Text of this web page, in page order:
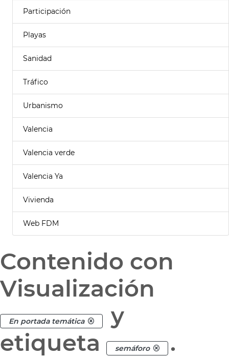
Participación
Playas
Sanidad
Tráfico
Urbanismo
Valencia
Valencia verde
Valencia Ya
Vivienda
Web FDM
Contenido con
Visualización
En portada temática
y
etiqueta
semáforo .